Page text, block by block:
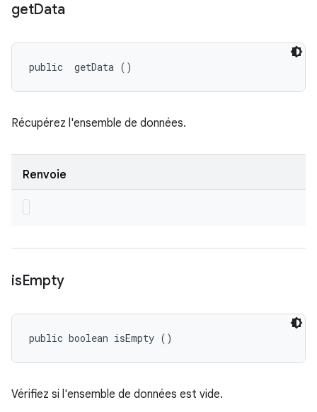
getData
public getData ()
Récupérez l'ensemble de données.
Renvoie
isEmpty
public boolean isEmpty ()
Vérifiez si l'ensemble de données est vide.